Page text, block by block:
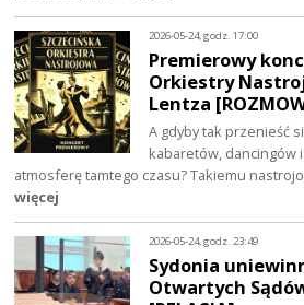
2026-05-24, godz. 17:00
Premierowy
Orkiestry
Lentza
A gdyby tak przenieść
kabaretów, dancingów
atmosferę tamtego czasu? Takiemu
więcej
2026-05-24, godz. 23:49
Sydonia
Otwartych